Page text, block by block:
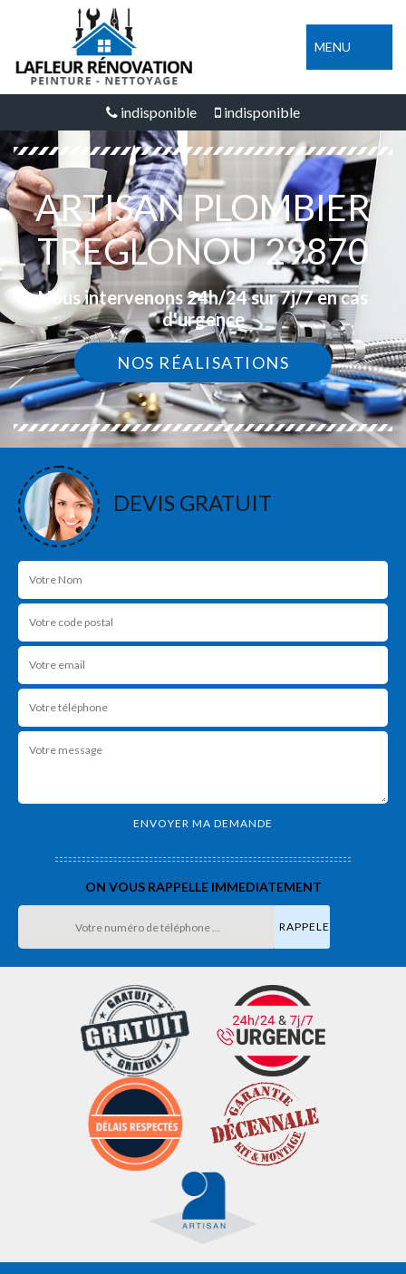
MENU
indisponible indisponible
ARTISAN PLOMBIER
TREGLONOU 29870
Nous intervenons 24h/24 sur 7j/7 en cas
d'urgence
NOS RÉALISATIONS
DEVIS GRATUIT
ON VOUS RAPPELLE IMMEDIATEMENT